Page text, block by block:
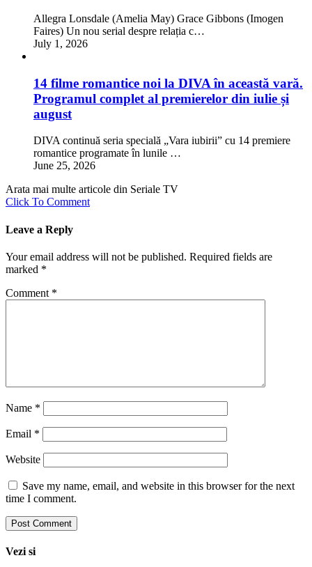
Allegra Lonsdale (Amelia May) Grace Gibbons (Imogen
Faires) Un nou serial despre relația c…
July 1, 2026
14 filme romantice noi la DIVA în această vară.
Programul complet al premierelor din iulie și
august
DIVA continuă seria specială „Vara iubirii” cu 14 premiere
romantice programate în lunile …
June 25, 2026
Arata mai multe articole din Seriale TV
Click To Comment
Leave a Reply
Your email address will not be published. Required fields are
marked *
Comment *
Name *
Email *
Website
Save my name, email, and website in this browser for the next
time I comment.
Vezi si